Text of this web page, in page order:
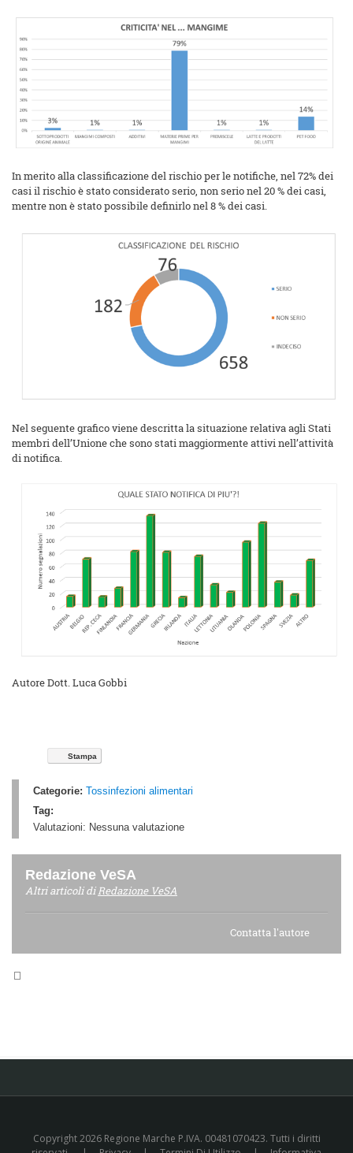
In merito alla classificazione del rischio per le notifiche, nel 72% dei
casi il rischio è stato considerato serio, non serio nel 20 % dei casi,
mentre non è stato possibile definirlo nel 8 % dei casi.
Nel seguente grafico viene descritta la situazione relativa agli Stati
membri dell’Unione che sono stati maggiormente attivi nell’attività
di notifica.
Autore Dott. Luca Gobbi
Stampa
Categorie: Tossinfezioni alimentari
Tag:
Valutazioni: Nessuna valutazione
Redazione VeSA
Altri articoli diRedazione VeSA
Contatta l'autore
Copyright 2026 Regione Marche P.IVA. 00481070423. Tutti i diritti